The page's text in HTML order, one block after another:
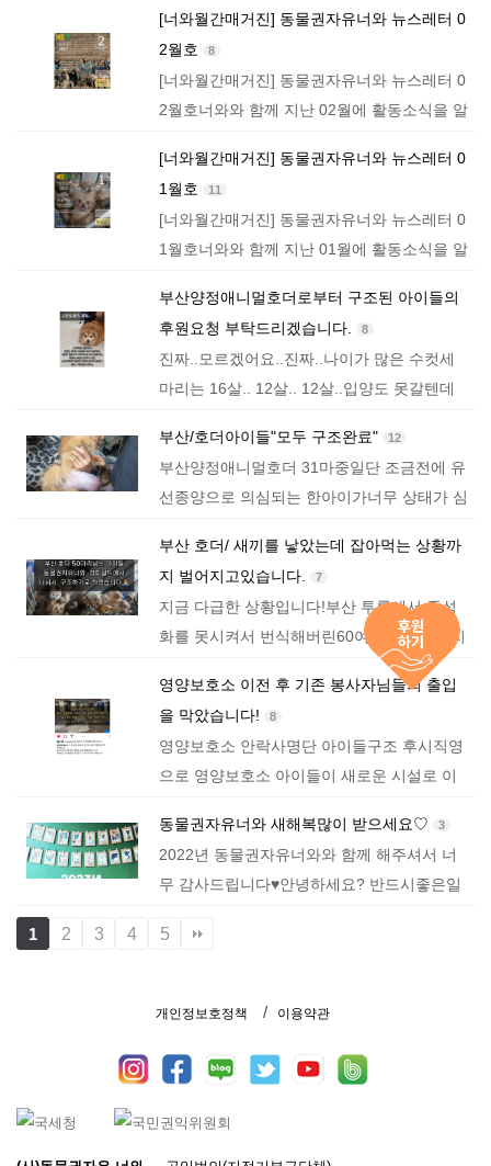
*선물이 ,보물이구조* 불타버린 페가…
[너와월간매거진] 동물권자유너와 뉴스레터 0
2월호
8
[너와월간매거진] 동물권자유너와 뉴스레터 0
2월호너와와 함께 지난 02월에 활동소식을 알
조현장*천안호더할아버지 순이구조*천안호더
아이중유기묘 목…
[너와월간매거진] 동물권자유너와 뉴스레터 0
1월호
11
[너와월간매거진] 동물권자유너와 뉴스레터 0
1월호너와와 함께 지난 01월에 활동소식을 알
리*천안호더할아버지 순이구조*천안호더아이
중유기묘 목동이구조<…
부산양정애니멀호더로부터 구조된 아이들의
후원요청 부탁드리겠습니다.
8
진짜..모르겠어요..진짜..​나이가 많은 수컷세
마리는 16살.. 12살.. 12살..입양도 못갈텐데
화만이라도 시켜주면 마지막 남은 생까지 함
께해주고 싶다고그래서 구조 수와…
부산/호더아이들"모두 구조완료" 12
부산양정애니멀호더 31마중 ​​일단 조금전에 유
선종양으로 의심되는 한아이가​너무 상태가 심
을 달고 움직이기도 힘든데저좁은곳에서 다른
아이들한테 치이고 위험해서 ​모든 아이들이…
부산 호더/ 새끼를 낳았는데 잡아먹는 상황까
지 벌어지고있습니다.
7
지금 다급한 상황입니다!부산 투룸에서 중성
화를 못시켜서 번식해버린60여마리의 강아지
들서있는것조차 힘들고 다니지도 못하는상황
이에요!​새끼를 낳았는데 잡아먹는 상황까지
벌어지고있습니다.어떡하다가 이런상황까지
간건지...…
영양보호소 이전 후 기존 봉사자님들의 출입
을 막았습니다!
8
영양보호소 안락사명단 아이들구조 후시직영
으로 영양보호소 아이들이 새로운 시설로 이
과 봉사를 조건없이 아이들살리기위해 하시던
봉사자님들의 출입을 막게되어지금 아이들이
어떤상황이고 …
동물권자유너와 새해복많이 받으세요♡ 3
2022년 동물권자유너와와 함께 해주셔서 너
무 감사드립니다♥️​안녕하세요? 반드시좋은일
서 너무 감사합니다♡​동물권자유너와는 여러
1 2 3 4 5
개인정보호정책 이용약관